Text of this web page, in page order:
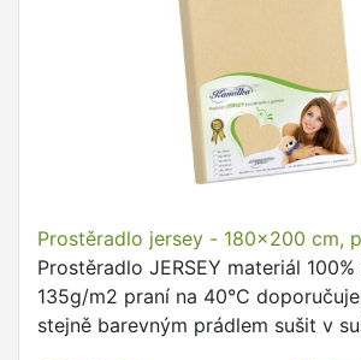
Prostěradlo jersey - 180x200 cm,
Prostěradlo JERSEY materiál 100%
135g/m2 praní na 40°C
stejně barevným prádlem sušit v